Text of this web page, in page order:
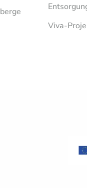
Viva-